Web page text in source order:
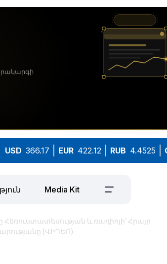
USD 366.17 EUR 422.12 RUB 4.4525
Media Kit
և ռադիոյի՝ Հրայր
(ՎԻԴԵՈ)